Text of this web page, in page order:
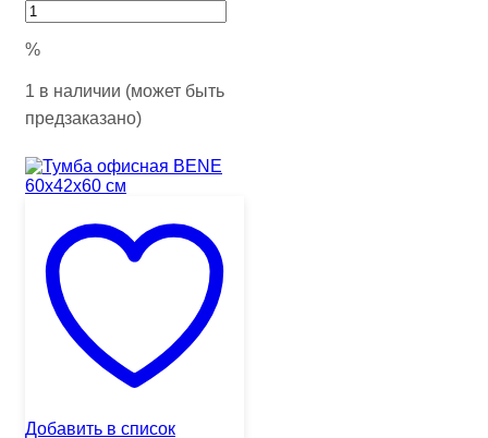
%
1 в наличии (может быть
предзаказано)
Добавить в список